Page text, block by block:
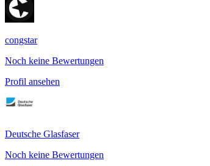
congstar
Noch keine Bewertungen
Profil ansehen
Deutsche Glasfaser
Noch keine Bewertungen